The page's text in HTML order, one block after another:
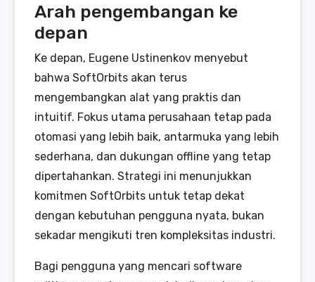
Arah pengembangan ke
depan
Ke depan, Eugene Ustinenkov menyebut
bahwa SoftOrbits akan terus
mengembangkan alat yang praktis dan
intuitif. Fokus utama perusahaan tetap pada
otomasi yang lebih baik, antarmuka yang lebih
sederhana, dan dukungan offline yang tetap
dipertahankan. Strategi ini menunjukkan
komitmen SoftOrbits untuk tetap dekat
dengan kebutuhan pengguna nyata, bukan
sekadar mengikuti tren kompleksitas industri.
Bagi pengguna yang mencari software